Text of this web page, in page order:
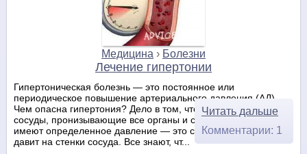
Медицина › Болезни
Лечение гипертонии
Гипертоническая болезнь — это постоянное или
периодическое повышение артериального давления (АД).
Чем опасна гипертония? Дело в том, что кровеносные
сосуды, пронизывающие все органы и системы нашего тела
имеют определенное давление — это сила, с которой кровь
давит на стенки сосуда. Все знают, чт...
Читать дальше
Комментарии: 1